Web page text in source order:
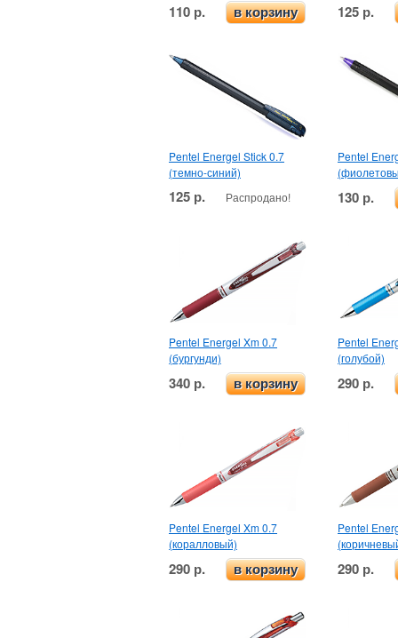
110 р. в корзину 125 р.
Pentel Energel Stick 0.7
(темно-синий)
125 р. Распродано!
Pentel
130 р.
Pentel Energel Xm 0.7
(бургунди)
340 р. в корзину
Pentel
(голубой)
290 р.
Pentel Energel Xm 0.7
(коралловый)
290 р. в корзину
Pentel
290 р.